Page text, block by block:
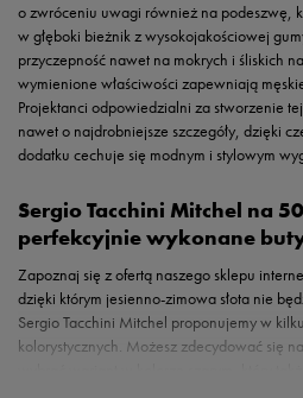
o zwróceniu uwagi również na podeszwę,
w głęboki bieżnik z wysokojakościowej
przyczepność nawet na mokrych i śliskich
wymienione właściwości zapewniają
Projektanci odpowiedzialni za stworzenie
nawet o najdrobniejsze szczegóły, dzięki
dodatku cechuje się modnym i stylowym
Sergio Tacchini Mitchel na
perfekcyjnie wykonane
Zapoznaj się z ofertą naszego sklepu
dzięki którym jesienno-zimowa słota nie
Sergio Tacchini Mitchel proponujemy w
kolorystycznych. Możesz zdecydować się